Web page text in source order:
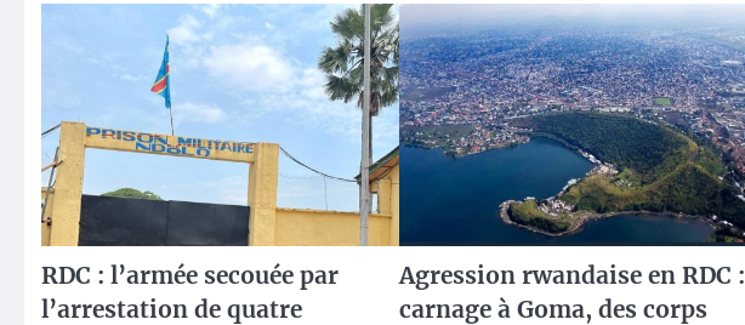
RDC : l’armée secouée par
l’arrestation de quatre
Agression rwandaise en RDC :
carnage à Goma, des corps